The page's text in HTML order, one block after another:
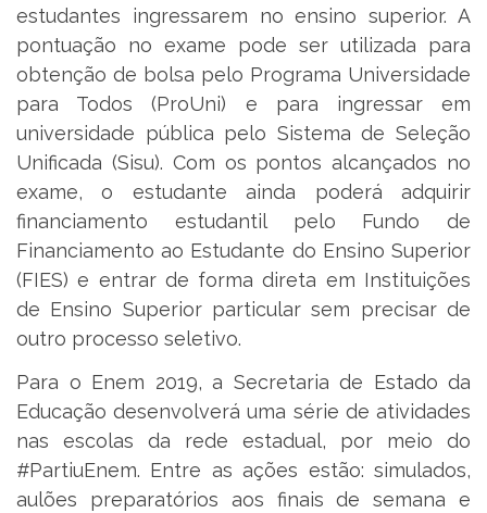
estudantes ingressarem no ensino superior. A
pontuação no exame pode ser utilizada para
obtenção de bolsa pelo Programa Universidade
para Todos (ProUni) e para ingressar em
universidade pública pelo Sistema de Seleção
Unificada (Sisu). Com os pontos alcançados no
exame, o estudante ainda poderá adquirir
financiamento estudantil pelo Fundo de
Financiamento ao Estudante do Ensino Superior
(FIES) e entrar de forma direta em Instituições
de Ensino Superior particular sem precisar de
outro processo seletivo.
Para o Enem 2019, a Secretaria de Estado da
Educação desenvolverá uma série de atividades
nas escolas da rede estadual, por meio do
#PartiuEnem. Entre as ações estão: simulados,
aulões preparatórios aos finais de semana e